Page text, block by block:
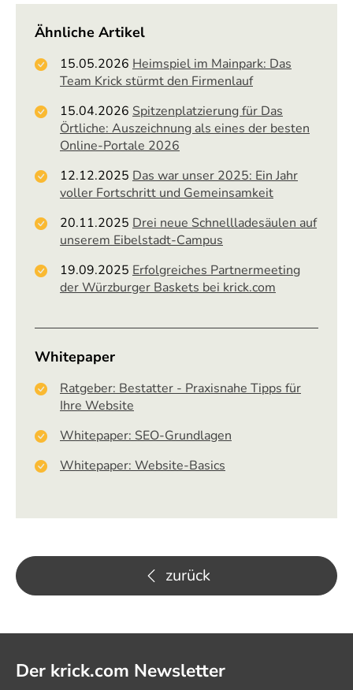
Ähnliche Artikel
15.05.2026 Heimspiel im Mainpark: Das
Team Krick stürmt den Firmenlauf
15.04.2026 Spitzenplatzierung für Das
Örtliche: Auszeichnung als eines der besten
Online-Portale 2026
12.12.2025 Das war unser 2025: Ein Jahr
voller Fortschritt und Gemeinsamkeit
20.11.2025 Drei neue Schnellladesäulen auf
unserem Eibelstadt-Campus
19.09.2025 Erfolgreiches Partnermeeting
der Würzburger Baskets bei krick.com
Whitepaper
Ratgeber: Bestatter - Praxisnahe Tipps für
Ihre Website
Whitepaper: SEO-Grundlagen
Whitepaper: Website-Basics
zurück
Der krick.com Newsletter